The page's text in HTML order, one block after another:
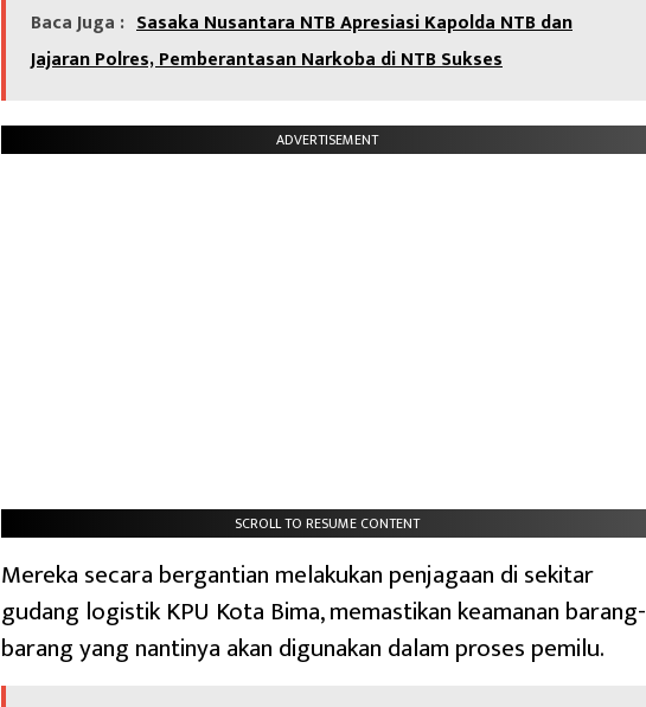
Baca Juga : Sasaka Nusantara NTB Apresiasi Kapolda NTB dan
Jajaran Polres, Pemberantasan Narkoba di NTB Sukses
ADVERTISEMENT
SCROLL TO RESUME CONTENT
Mereka secara bergantian melakukan penjagaan di sekitar
gudang logistik KPU Kota Bima, memastikan keamanan barang-
barang yang nantinya akan digunakan dalam proses pemilu.